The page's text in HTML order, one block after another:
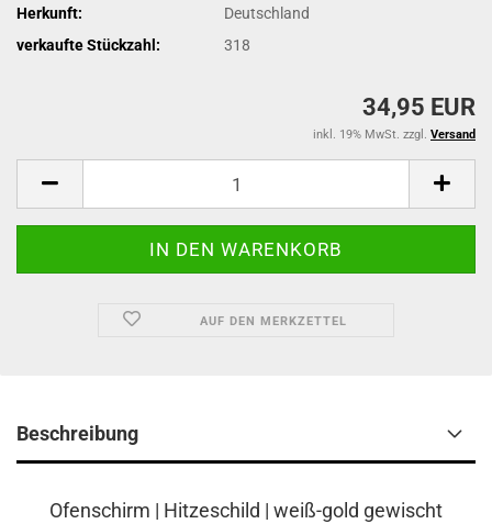
Herkunft:
Deutschland
verkaufte Stückzahl:
318
34,95 EUR
inkl. 19% MwSt. zzgl. Versand
AUF DEN MERKZETTEL
Beschreibung
Ofenschirm | Hitzeschild | weiß-gold gewischt